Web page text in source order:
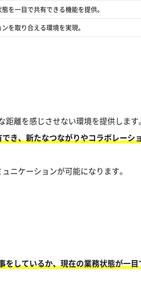
を一目で共有できる機能を提供。
を取り合える環境を実現。
離を感じさせない環境を提供します。
き、新たなつながりやコラボレーシ
ニケーションが可能になります。
をしているか、現在の業務状態が一目